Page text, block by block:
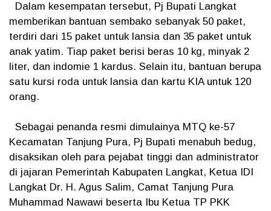
Dalam kesempatan tersebut, Pj Bupati Langkat
memberikan bantuan sembako sebanyak 50 paket,
terdiri dari 15 paket untuk lansia dan 35 paket untuk
anak yatim. Tiap paket berisi beras 10 kg, minyak 2
liter, dan indomie 1 kardus. Selain itu, bantuan berupa
satu kursi roda untuk lansia dan kartu KIA untuk 120
orang.
Sebagai penanda resmi dimulainya MTQ ke-57
Kecamatan Tanjung Pura, Pj Bupati menabuh bedug,
disaksikan oleh para pejabat tinggi dan administrator
di jajaran Pemerintah Kabupaten Langkat, Ketua IDI
Langkat Dr. H. Agus Salim, Camat Tanjung Pura
Muhammad Nawawi beserta Ibu Ketua TP PKK